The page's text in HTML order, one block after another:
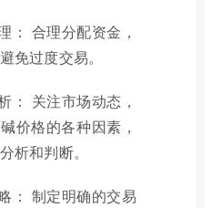
： 合理分配资金，
免过度交易。
： 关注市场动态，
价格的各种因素，
析和判断。
： 制定明确的交易